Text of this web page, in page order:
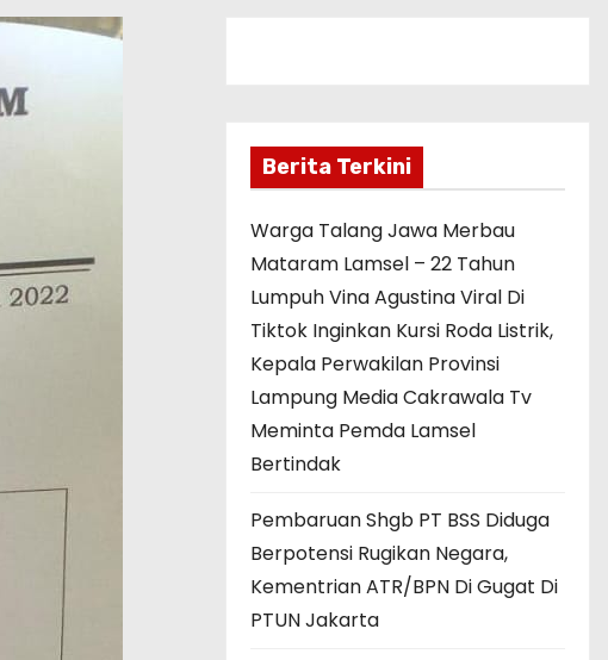
Berita Terkini
Warga Talang Jawa Merbau
Mataram Lamsel – 22 Tahun
Lumpuh Vina Agustina Viral Di
Tiktok Inginkan Kursi Roda Listrik,
Kepala Perwakilan Provinsi
Lampung Media Cakrawala Tv
Meminta Pemda Lamsel
Bertindak
Pembaruan Shgb PT BSS Diduga
Berpotensi Rugikan Negara,
Kementrian ATR/BPN Di Gugat Di
PTUN Jakarta